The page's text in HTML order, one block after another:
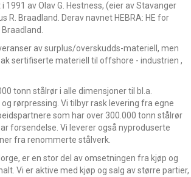
1991 av Olav G. Hestness, (eier av Stavanger
R. Braadland. Derav navnet HEBRA: HE for
av surplus/overskudds-materiell, men
sertifiserte materiell til offshore - industrien ,
tonn stålrør i alle dimensjoner til bl.a.
og rørpressing. Vi tilbyr rask levering fra egne
som har over 300.000 tonn stålrør
forsendelse. Vi leverer også nyproduserte
fra renommerte stålverk.
er en stor del av omsetningen fra kjøp og
Vi er aktive med kjøp og salg av større partier,